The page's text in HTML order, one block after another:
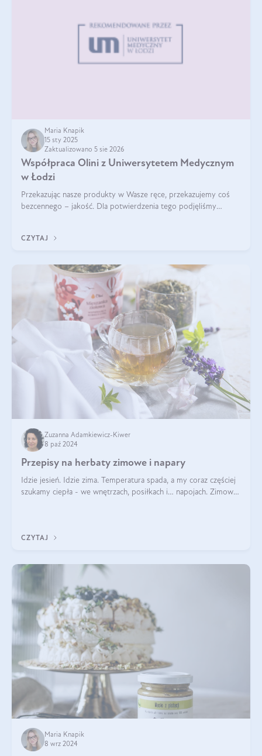
Maria Knapik
15 sty 2025
Zaktualizowano 5 sie 2026
Współpraca Olini z Uniwersytetem Medycznym
w Łodzi
Przekazując nasze produkty w Wasze ręce, przekazujemy coś
bezcennego – jakość. Dla potwierdzenia tego podjęliśmy
CZYTAJ
Zuzanna Adamkiewicz-Kiwer
8 paź 2024
Przepisy na herbaty zimowe i napary
Idzie jesień. Idzie zima. Temperatura spada, a my coraz częściej
szukamy ciepła - we wnętrzach, posiłkach i… napojach. Zimowe
CZYTAJ
Maria Knapik
8 wrz 2024